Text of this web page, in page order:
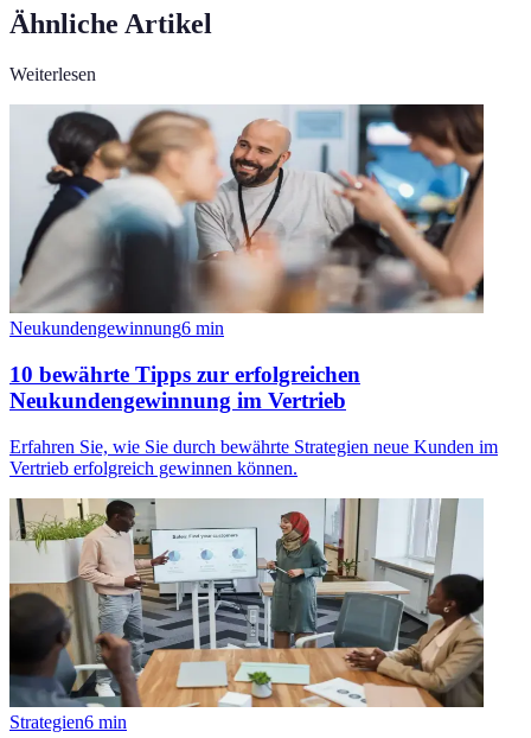
Ähnliche Artikel
Weiterlesen
Neukundengewinnung6 min
10 bewährte Tipps zur erfolgreichen
Neukundengewinnung im Vertrieb
Erfahren Sie, wie Sie durch bewährte Strategien neue Kunden im
Vertrieb erfolgreich gewinnen können.
Strategien6 min